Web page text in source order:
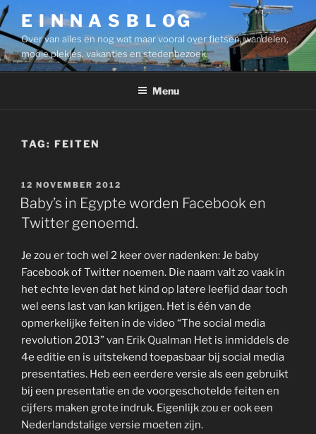
Ga
naar
de
inhoud
E I N N A S B L OG
Over van alles en nog wat maar vooral over fietsen, wandelen,
mooie plekjes, vakanties en stedenbezoek.
Menu
TAG: FEITEN
GEPLAATST
OP
12 NOVEMBER 2012
Baby’s in Egypte worden Facebook en
Twitter genoemd.
Je zou er toch wel 2 keer over nadenken: Je baby
Facebook of Twitter noemen. Die naam valt zo vaak in
het echte leven dat het kind op latere leefijd daar toch
wel eens last van kan krijgen. Het is één van de
opmerkelijke feiten in de video “The social media
revolution 2013” van Erik Qualman Het is inmiddels de
4e editie en is uitstekend toepasbaar bij social media
presentaties. Heb een eerdere versie als een gebruikt
bij een presentatie en de voorgeschotelde feiten en
cijfers maken grote indruk. Eigenlijk zou er ook een
Nederlandstalige versie moeten zijn.